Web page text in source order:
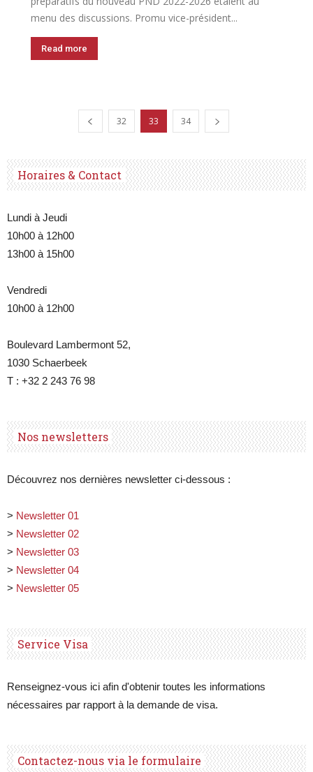
menu des discussions. Promu vice-président...
Read more
32 33 34
Horaires & Contact
Lundi à Jeudi
10h00 à 12h00
13h00 à 15h00
Vendredi
10h00 à 12h00
Boulevard Lambermont 52,
1030 Schaerbeek
T : +32 2 243 76 98
Nos newsletters
Découvrez nos dernières newsletter ci-dessous :
> Newsletter 01
> Newsletter 02
> Newsletter 03
> Newsletter 04
> Newsletter 05
Service Visa
Renseignez-vous ici afin d'obtenir toutes les informations
nécessaires par rapport à la demande de visa.
Contactez-nous via le formulaire